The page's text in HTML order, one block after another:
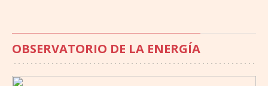
OBSERVATORIO DE LA ENERGÍA